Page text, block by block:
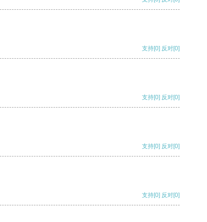
支持[0] 反对[0]
支持[0] 反对[0]
支持[0] 反对[0]
支持[0] 反对[0]